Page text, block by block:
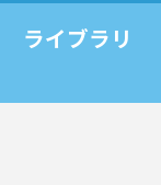
ライブラリ